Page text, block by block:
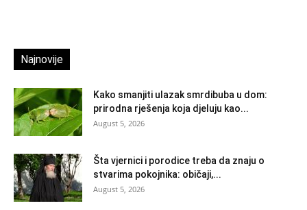
Najnovije
Kako smanjiti ulazak smrdibuba u dom:
prirodna rješenja koja djeluju kao...
August 5, 2026
Šta vjernici i porodice treba da znaju o
stvarima pokojnika: običaji,...
August 5, 2026